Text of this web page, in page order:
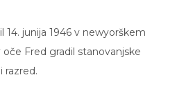
14. junija 1946 v newyorškem
Fred gradil stanovanjske
razred.